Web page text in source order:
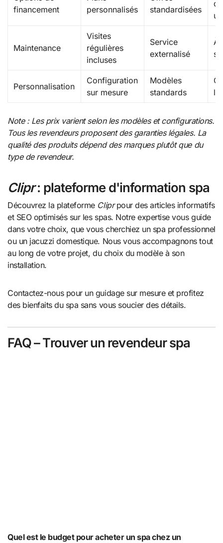
financement
personnalisés
standardisées
Maintenance
Visites
régulières
incluses
Service
externalisé
À
Personnalisation
Configuration
sur mesure
Modèles
standards
Note : Les prix varient selon les modèles et configurations.
Tous les revendeurs proposent des garanties légales. La
qualité des produits dépend des marques plutôt que du
type de revendeur.
Clipr: plateforme d'information spa
Découvrez la plateforme Cliprpour des articles informatifs
et SEO optimisés sur les spas. Notre expertise vous guide
dans votre choix, que vous cherchiez un spa professionnel
ou un jacuzzi domestique. Nous vous accompagnons tout
au long de votre projet, du choix du modèle à son
installation.
Contactez-nous pour un guidage sur mesure et profitez
des bienfaits du spa sans vous soucier des détails.
FAQ – Trouver un revendeur spa
Quel est le budget pour acheter un spa chez un